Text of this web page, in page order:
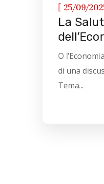
[ 25/09/
La
O
di una
Tema...